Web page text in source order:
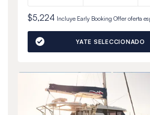
$5,224 Incluye Early Booking Offeroferta
YATE SELECCIONADO